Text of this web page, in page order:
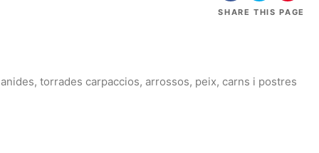
SHARE THIS PAGE
torrades carpaccios, arrossos, peix, carns i postres